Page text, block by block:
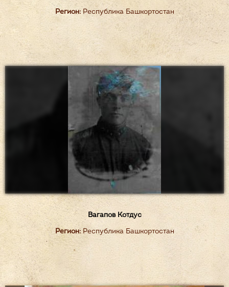
Регион:Республика Башкортостан
Вагапов Котдус
Регион:Республика Башкортостан